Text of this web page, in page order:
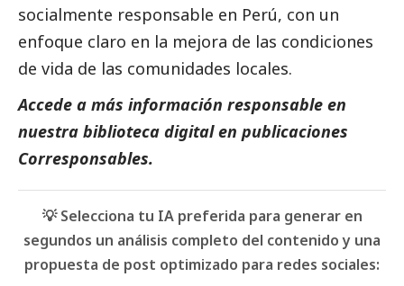
socialmente responsable en Perú, con un
enfoque claro en la mejora de las condiciones
de vida de las comunidades locales.
Accede a más información responsable en
nuestra biblioteca digital en publicaciones
Corresponsables.
💡 Selecciona tu IA preferida para generar en
segundos un análisis completo del contenido y una
propuesta de post optimizado para redes sociales: